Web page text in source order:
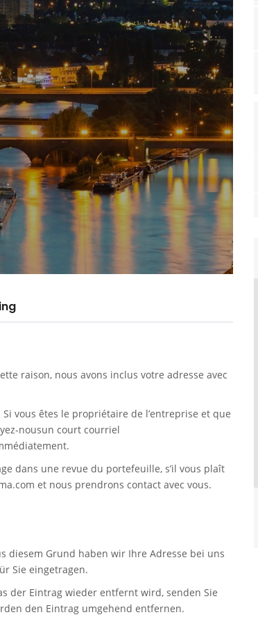
raison, nous avons inclus votre adresse avec
vous êtes le propriétaire de l’entreprise et que
nousun court courriel
dans une revue du portefeuille, s’il vous plaît
et nous prendrons contact avec vous.
diesem Grund haben wir Ihre Adresse bei uns
Sie eingetragen.
der Eintrag wieder entfernt wird, senden Sie
den Eintrag umgehend entfernen.